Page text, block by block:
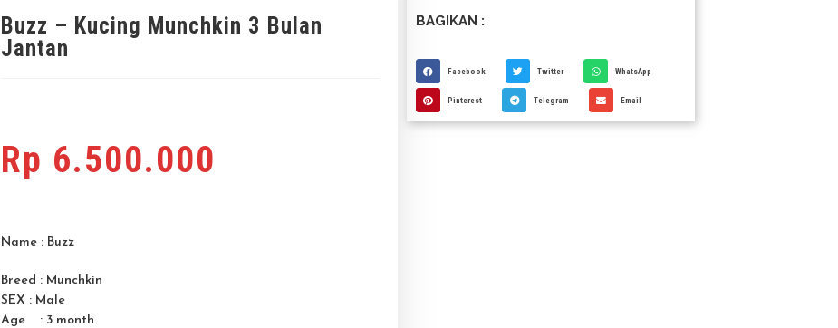
Buzz – Kucing Munchkin 3 Bulan
Jantan
Rp 6.500.000
Name : Buzz
Breed : Munchkin
SEX : Male
Age : 3 month
BAGIKAN :
Facebook Twitter WhatsApp
Pinterest Telegram Email